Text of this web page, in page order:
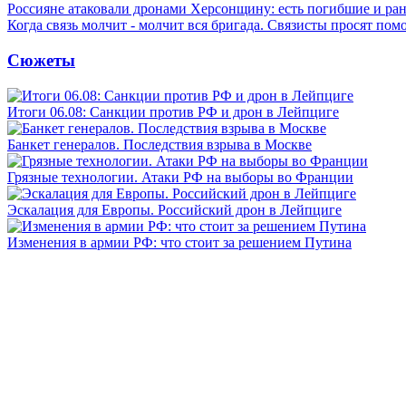
Россияне атаковали дронами Херсонщину: есть погибшие и
Когда связь молчит - молчит вся бригада. Связисты просят
Сюжеты
Итоги 06.08: Санкции против РФ и дрон в Лейпциге
Банкет генералов. Последствия взрыва в Москве
Грязные технологии. Атаки РФ на выборы во Франции
Эскалация для Европы. Российский дрон в Лейпциге
Изменения в армии РФ: что стоит за решением Путина